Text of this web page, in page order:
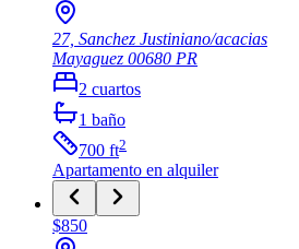
27, Sanchez Justiniano/acacias
Mayaguez 00680 PR
2 cuartos
1 baño
700 ft2
Apartamento en alquiler
$850